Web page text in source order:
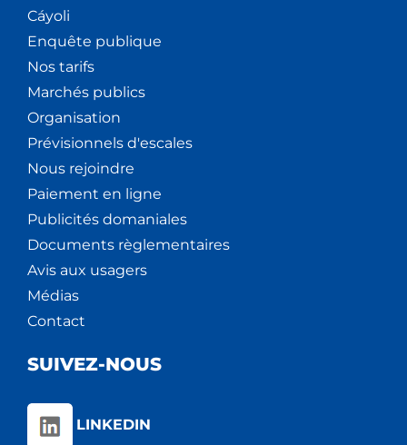
Cáyoli
Enquête publique
Nos tarifs
Marchés publics
Organisation
Prévisionnels d'escales
Nous rejoindre
Paiement en ligne
Publicités domaniales
Documents règlementaires
Avis aux usagers
Médias
Contact
SUIVEZ-NOUS
LINKEDIN